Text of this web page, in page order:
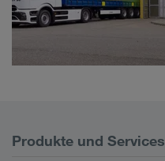
Produkte und Services